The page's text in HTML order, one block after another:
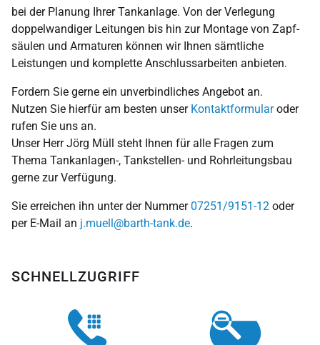
bei der Planung Ihrer Tankanlage. Von der Verlegung
doppel­wandiger Leitungen bis hin zur Montage von Zapf­
säulen und Armaturen können wir Ihnen sämtliche
Leistungen und komplette Anschluss­arbeiten anbieten.
Fordern Sie gerne ein unver­bindliches Angebot an.
Nutzen Sie hierfür am besten unser Kontaktformularoder
rufen Sie uns an.
Unser Herr Jörg Müll steht Ihnen für alle Fragen zum
Thema Tankanlagen-, Tankstellen- und Rohrleitungs­bau
gerne zur Verfügung.
Sie erreichen ihn unter der Nummer 07251/9151-12 oder
per E-Mail an j.muell@barth-tank.de.
SCHNELLZUGRIFF